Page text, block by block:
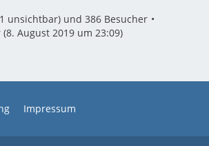
unsichtbar) und 386 Besucher
(8. August 2019 um 23:09)
Impressum